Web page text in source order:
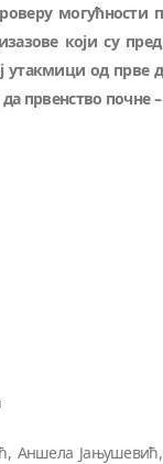
могућности
који су
утакмици од прве
првенство почне –
Јањушевић,